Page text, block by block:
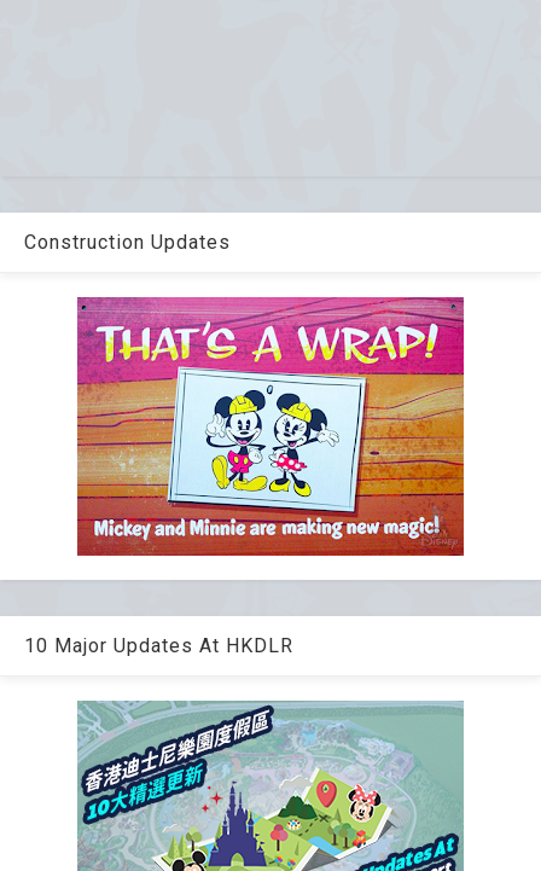
Construction Updates
10 Major Updates At HKDLR